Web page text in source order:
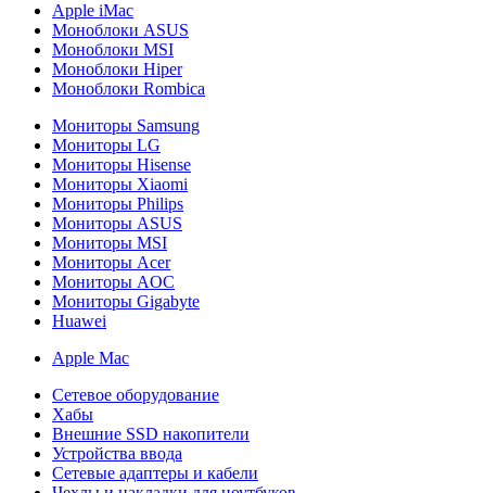
Apple iMac
Моноблоки ASUS
Моноблоки MSI
Моноблоки Hiper
Моноблоки Rombica
Мониторы Samsung
Мониторы LG
Мониторы Hisense
Мониторы Xiaomi
Мониторы Philips
Мониторы ASUS
Мониторы MSI
Мониторы Acer
Мониторы AOC
Мониторы Gigabyte
Huawei
Apple Mac
Сетевое оборудование
Хабы
Внешние SSD накопители
Устройства ввода
Сетевые адаптеры и кабели